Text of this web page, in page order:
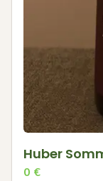
Huber
0 €